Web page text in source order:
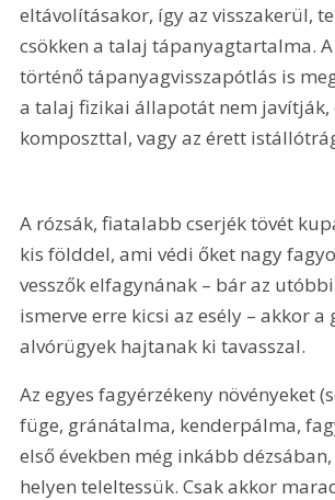
eltávolításakor, így az visszakerül,
csökken a talaj tápanyagtartalma.
történő tápanyagvisszapótlás is
a talaj fizikai állapotát nem javítják,
komposzttal, vagy az érett
A rózsák, fiatalabb cserjék tövét
kis földdel, ami védi őket nagy
vesszők elfagynának – bár az
ismerve erre kicsi az esély – akkor a
alvórügyek hajtanak ki tavasszal.
Az egyes fagyérzékeny növényeket
füge, gránátalma, kenderpálma,
első években még inkább
helyen teleltessük. Csak akkor